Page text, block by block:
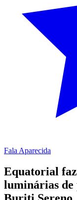
Fala Aparecida
Equatorial
luminárias de